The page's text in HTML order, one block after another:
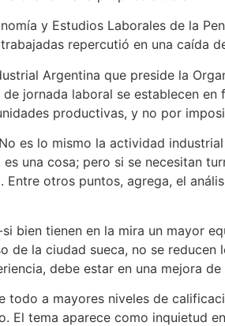
y Estudios Laborales de la
repercutió en una caída
Argentina que preside la
jornada laboral se establecen en
productivas, y no por
es lo mismo la actividad
una cosa; pero si se necesitan
otros puntos, agrega, el
bien tienen en la mira un mayor
la ciudad sueca, no se reducen
debe estar en una mejora
a mayores niveles de
tema aparece como inquietud